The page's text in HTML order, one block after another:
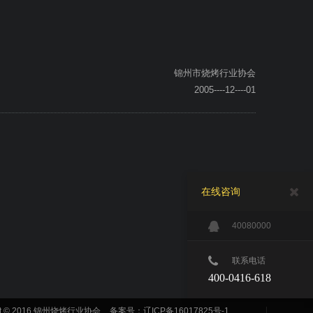
锦州市烧烤行业协会
2005----12----01
© 2016 锦州烧烤行业协会 备案号：辽ICP备16017825号-1
在线咨询
40080000
联系电话
400-0416-618